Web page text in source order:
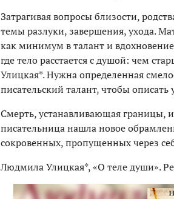
Затрагивая вопросы близости,
темы разлуки, завершения, ухода.
как минимум в талант и
где тело расстается с душой: чем
Улицкая*. Нужна определенная
писательский талант, чтобы описать
Смерть, устанавливающая
писательница нашла новое
сокровенных, пропущенных через
Людмила Улицкая*, «О теле души».